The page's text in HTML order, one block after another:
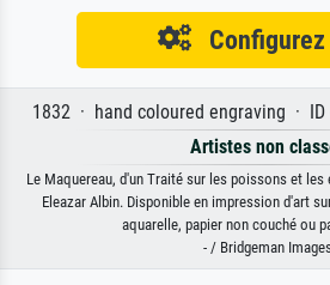
1832 · hand coloured engraving ·
Artistes non
Le Maquereau, d'un Traité sur les poissons et les
Eleazar Albin. Disponible en impression d'art
aquarelle, papier non couché ou
- / Bridgeman